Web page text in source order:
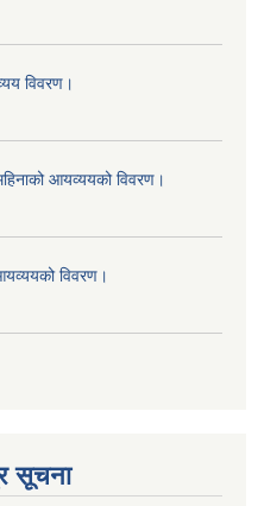
विवरण।
आयव्ययको विवरण।
विवरण।
सूचना